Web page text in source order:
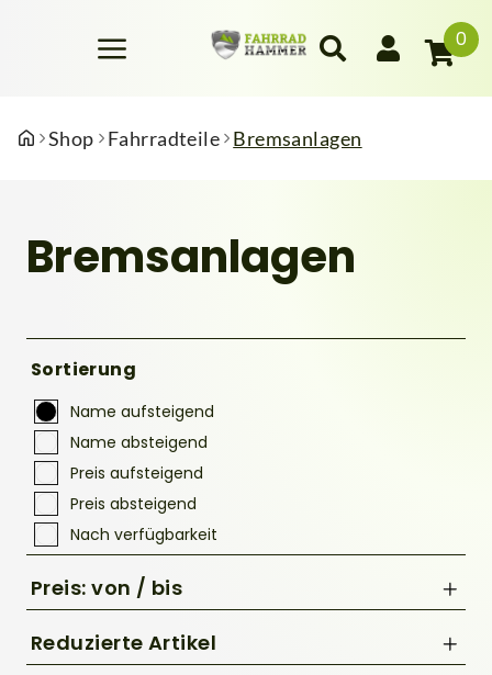
0
Shop Fahrradteile Bremsanlagen
Bremsanlagen
Sortierung
Name aufsteigend
Name absteigend
Preis aufsteigend
Preis absteigend
Nach verfügbarkeit
Preis: von / bis
Reduzierte Artikel